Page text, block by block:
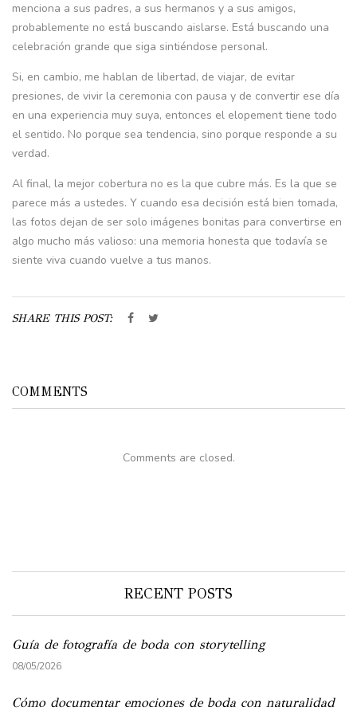
menciona a sus padres, a sus hermanos y a sus amigos,
probablemente no está buscando aislarse. Está buscando una
celebración grande que siga sintiéndose personal.
Si, en cambio, me hablan de libertad, de viajar, de evitar
presiones, de vivir la ceremonia con pausa y de convertir ese día
en una experiencia muy suya, entonces el elopement tiene todo
el sentido. No porque sea tendencia, sino porque responde a su
verdad.
Al final, la mejor cobertura no es la que cubre más. Es la que se
parece más a ustedes. Y cuando esa decisión está bien tomada,
las fotos dejan de ser solo imágenes bonitas para convertirse en
algo mucho más valioso: una memoria honesta que todavía se
siente viva cuando vuelve a tus manos.
SHARE THIS POST:
COMMENTS
Comments are closed.
RECENT POSTS
Guía de fotografía de boda con storytelling
08/05/2026
Cómo documentar emociones de boda con naturalidad